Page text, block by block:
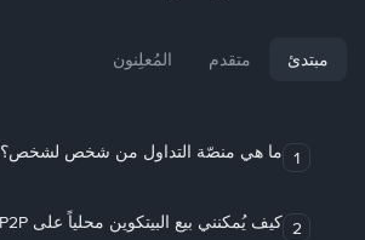
مبتدئ متقدم المُعلِنون
1 ما هي منصّة التداول من شخص لشخص؟
2 كيف يُمكنني بيع البيتكوين محلياً على Binance P2P؟